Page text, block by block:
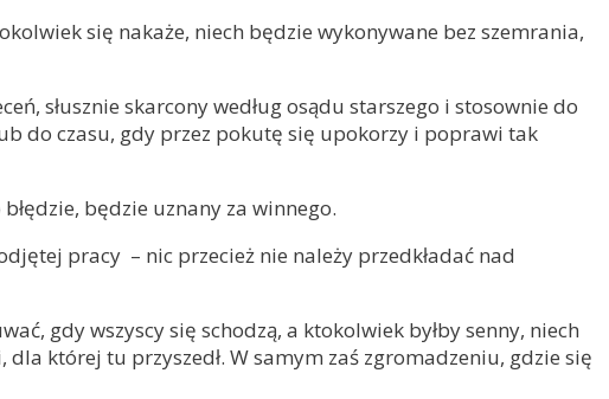
się nakaże, niech będzie wykonywane bez szemrania,
słusznie skarcony według osądu starszego i stosownie do
do czasu, gdy przez pokutę się upokorzy i poprawi tak
będzie uznany za winnego.
pracy – nic przecież nie należy przedkładać nad
gdy wszyscy się schodzą, a ktokolwiek byłby senny, niech
której tu przyszedł. W samym zaś zgromadzeniu, gdzie się